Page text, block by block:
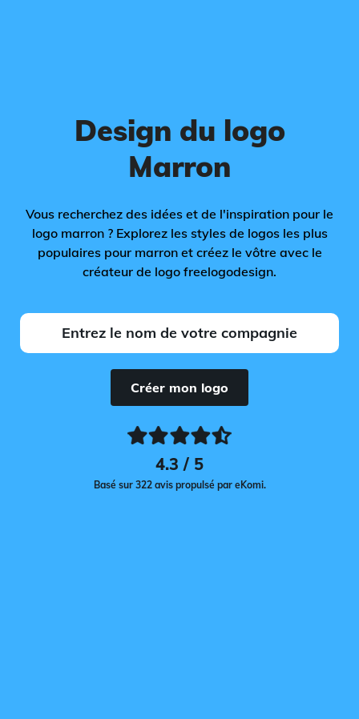
Design du logo
Marron
Vous recherchez des idées et de l'inspiration pour le
logo marron ? Explorez les styles de logos les plus
populaires pour marron et créez le vôtre avec le
créateur de logo freelogodesign.
Créer mon logo
4.3 / 5
Basé sur 322 avis propulsé par eKomi.